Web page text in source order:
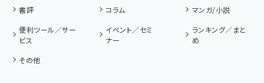
書評 コラム
マンガ/小説
便利ツール／サー
ビス
イベント／セミ
ナー
ランキング／まと
め
その他